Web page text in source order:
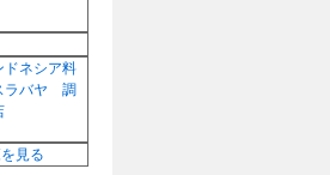
ドネシア料
ラバヤ 調
見る